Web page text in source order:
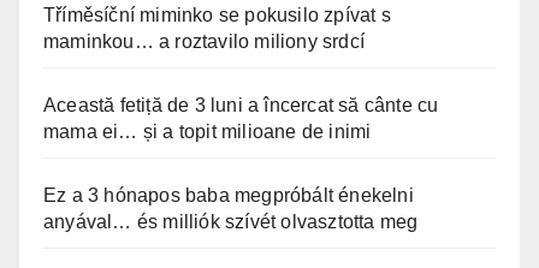
Tříměsíční miminko se pokusilo zpívat s
maminkou… a roztavilo miliony srdcí
Această fetiță de 3 luni a încercat să cânte cu
mama ei… și a topit milioane de inimi
Ez a 3 hónapos baba megpróbált énekelni
anyával… és milliók szívét olvasztotta meg